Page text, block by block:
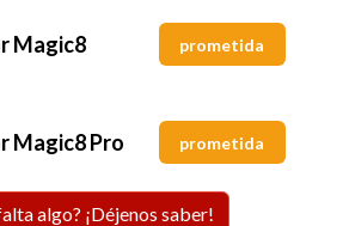
Magic8 prometida
Magic8 Pro prometida
algo? ¡Déjenos saber!